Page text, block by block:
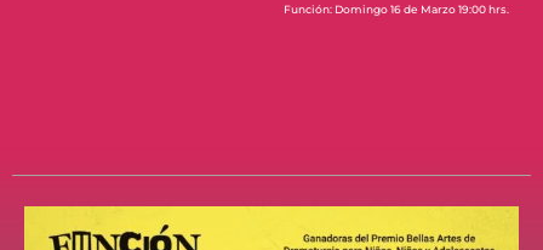
Función: Domingo 16 de Marzo 19:00 hrs.